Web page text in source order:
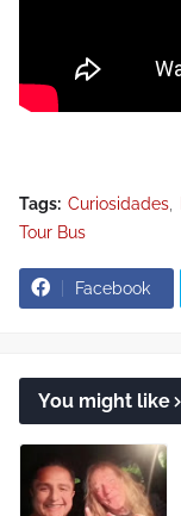
Tags: Curiosidades
Tour Bus
Facebook
You might like